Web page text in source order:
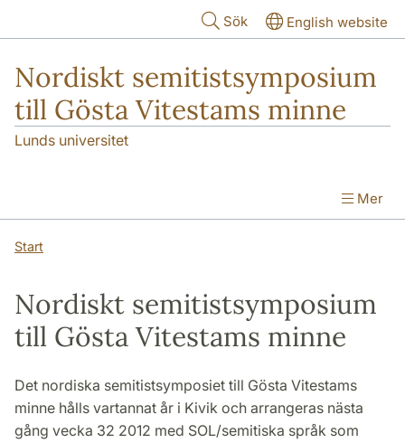
Sök English website
Nordiskt semitistsymposium
till Gösta Vitestams minne
Lunds universitet
Mer
Start
Nordiskt semitistsymposium
till Gösta Vitestams minne
Det nordiska semitistsymposiet till Gösta Vitestams
minne hålls vartannat år i Kivik och arrangeras nästa
gång vecka 32 2012 med SOL/semitiska språk som